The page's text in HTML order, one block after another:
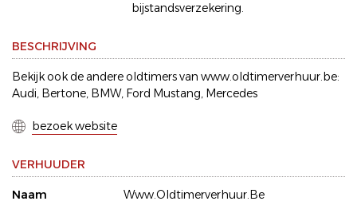
bijstandsverzekering.
BESCHRIJVING
Bekijk ook de andere oldtimers van www.oldtimerverhuur.be:
Audi, Bertone, BMW, Ford Mustang, Mercedes
bezoek website
VERHUUDER
Naam
Www.Oldtimerverhuur.Be